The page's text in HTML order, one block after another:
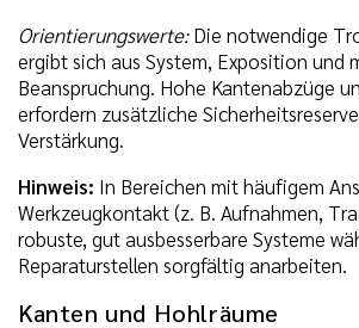
Orientierungswerte:Die notwendige
ergibt sich aus System, Exposition und
Beanspruchung. Hohe Kantenabzüge
erfordern zusätzliche
Verstärkung.
Hinweis: In Bereichen mit häufigem
Werkzeugkontakt (z. B. Aufnahmen,
robuste, gut ausbesserbare Systeme
Reparaturstellen sorgfältig anarbeiten.
Kanten und Hohlräume